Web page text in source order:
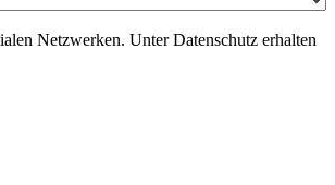
Netzwerken. Unter Datenschutz erhalten